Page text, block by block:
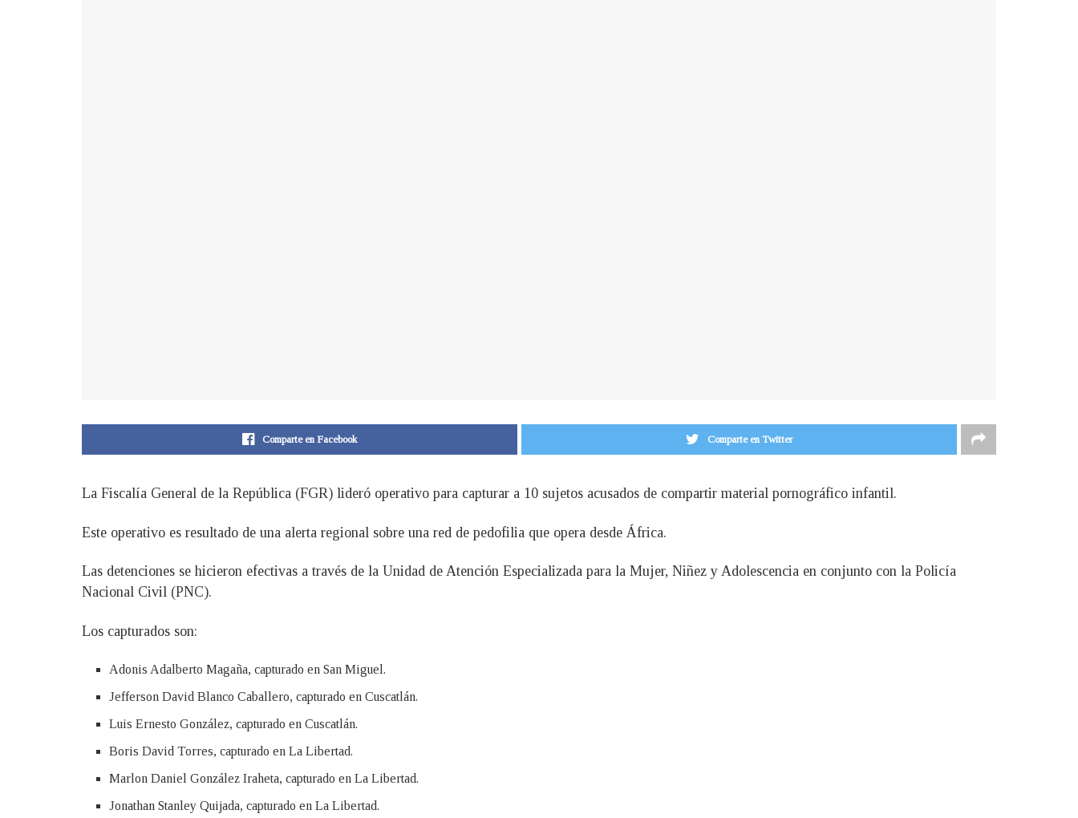
Comparte en Facebook Comparte en Twitter
La Fiscalía General de la República (FGR) lideró operativo para capturar a 10 sujetos acusados de compartir material pornográfico infantil.
Este operativo es resultado de una alerta regional sobre una red de pedofilia que opera desde África.
Las detenciones se hicieron efectivas a través de la Unidad de Atención Especializada para la Mujer, Niñez y Adolescencia en conjunto con la Policía
Nacional Civil (PNC).
Los capturados son:
Adonis Adalberto Magaña, capturado en San Miguel.
Jefferson David Blanco Caballero, capturado en Cuscatlán.
Luis Ernesto González, capturado en Cuscatlán.
Boris David Torres, capturado en La Libertad.
Marlon Daniel González Iraheta, capturado en La Libertad.
Jonathan Stanley Quijada, capturado en La Libertad.